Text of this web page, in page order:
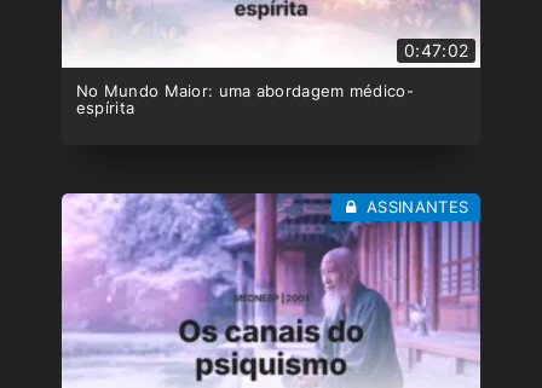
0:47:02
No Mundo Maior: uma abordagem médico-
espírita
ASSINANTES